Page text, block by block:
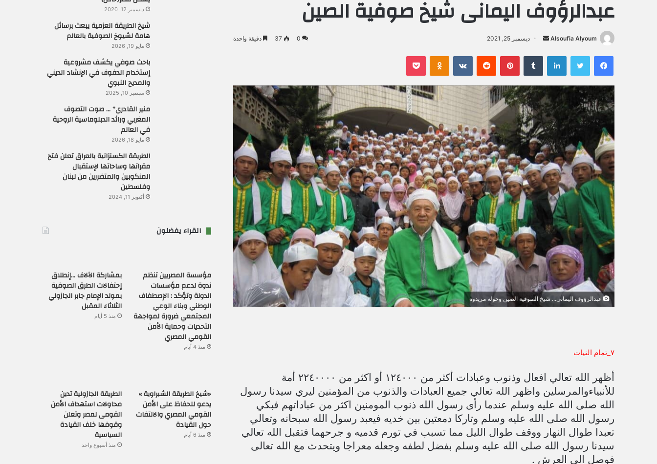
عبدالرؤوف اليمانى شيخ صوفية الصين
Alsoufia Alyoum
ل
ب
ر
ي
د
ا
إ
ل
ك
ت
ر
ديسمبر 25, 2021 0
37 دقيقة واحدة
فيسبوك لينكدإن بينتيريست
عبدالرؤوف اليمانى... شيخ الصوفية الصين وحوله مريدوه
٧_تمام النيات
أظهر الله تعالي افعال وذنوب وعبادات أكثر من ١٢٤٠٠٠ أو اكثر من ٢٢٤٠٠٠٠ أمة
للأنبياءوالمرسلين واظهر الله تعالي جميع العبادات والذنوب من المؤمنين ليري سيدنا رسول
الله صلى الله عليه وسلم عندما رأى رسول الله ذنوب المومنين اكثر من عباداتهم فبكي
رسول الله صلى الله عليه وسلم وتاركا دمعتين بين خديه فيعبد رسول الله سبحانه وتعالي
تعبدا طوال النهار ووقف طوال الليل مما تسبب في تورم قدميه و جرحهما فتقبل الله تعالي
سيدنا رسول الله صلى الله عليه وسلم بفضل لطفه وجعله معراجا ويتحدث مع الله تعالى
فوصل الي العرش .
ديسمبر 12, 2020
شيخ الطريقة العزمية يبعث برسائل
هامة لشيوخ الصوفية بالعالم
مايو 19, 2026
باحث صوفي يكشف مشروعية
إستخدام الدفوف في الإنشاد الديني
والمديح النبوي
سبتمبر 10, 2025
منير القادري” … صوت التصوف
المغربي ورائد الدبلوماسية الروحية
في العالم
مايو 18, 2026
الطريقة الكسنزانية بالعراق تعلن فتح
مقراتها وساحاتها لإستقبال
المنكوبين والمتضررين من لبنان
وفلسطين
أكتوبر 11, 2024
القراء يفضلون
مؤسسة المصريين تنظم
ندوة لدعم مؤسسات
الدولة وتؤكد : الإصطفاف
الوطني وبناء الوعي
المجتمعي ضرورة لمواجهة
التحديات وحماية الأمن
القومي المصري
منذ 4 أيام
بمشاركة الآلاف …إنطلاق
إحتفالات الطرق الصوفية
بمولد الإمام جابر الجازولي
الثلاثاء المقبل
منذ 5 أيام
«شيخ الطريقة الشبراوية »
يدعو للحفاظ على الأمن
القومي المصري والالتفات
حول القيادة
منذ 6 أيام
الطريقة الجازولية تدين
محاولات استهداف الأمن
القومى لمصر وتعلن
وقوفها خلف القيادة
السياسية
منذ أسبوع واحد